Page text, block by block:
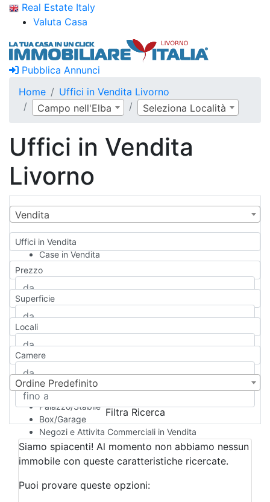
Real Estate Italy
Valuta Casa
Pubblica Annunci
Home
Uffici in Vendita Livorno
Campo nell'Elba
Seleziona Località
Uffici in Vendita
Livorno
Vendita
Uffici in Vendita
Case in Vendita
Qualsiasi
Appartamento
Casa indipendente
Casa Semi-indipendente
Attico/Mansarda
Rustico/Casale
Camera d'Albergo
Multiproprietà
Palazzo/Stabile
Box/Garage
Negozi e Attivita Commerciali in Vendita
Qualsiasi
Attività/Licenza Commerciale
Azienda Agricola
Bar/Ristorante
Prezzo
Superficie
Locali
Camere
Ordine Predefinito
Filtra Ricerca
Siamo spiacenti! Al momento non abbiamo nessun
immobile con queste caratteristiche ricercate.
Puoi provare queste opzioni: